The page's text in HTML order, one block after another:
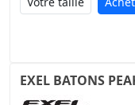
EXEL BATONS